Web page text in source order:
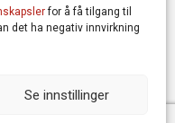
for å få tilgang til
det ha negativ innvirkning
Se innstillinger
(Cookies)